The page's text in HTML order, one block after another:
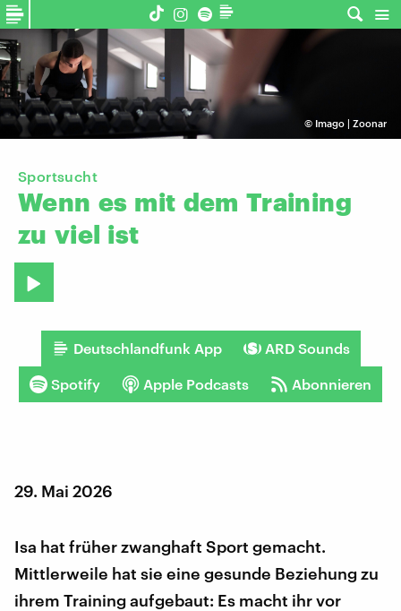
© Imago | Zoonar
Sportsucht
Wenn es mit dem Training
zu viel ist
Deutschlandfunk App ARD Sounds
Spotify Apple Podcasts Abonnieren
29. Mai 2026
Isa hat früher zwanghaft Sport gemacht.
Mittlerweile hat sie eine gesunde Beziehung zu
ihrem Training aufgebaut: Es macht ihr vor